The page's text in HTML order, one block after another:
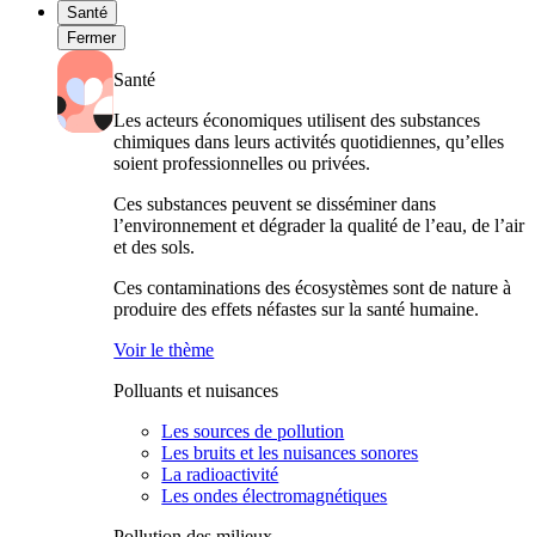
Santé
Fermer
Santé
Les acteurs économiques utilisent des substances
chimiques dans leurs activités quotidiennes, qu’elles
soient professionnelles ou privées.
Ces substances peuvent se disséminer dans
l’environnement et dégrader la qualité de l’eau, de l’air
et des sols.
Ces contaminations des écosystèmes sont de nature à
produire des effets néfastes sur la santé humaine.
Voir le thème
Polluants et nuisances
Les sources de pollution
Les bruits et les nuisances sonores
La radioactivité
Les ondes électromagnétiques